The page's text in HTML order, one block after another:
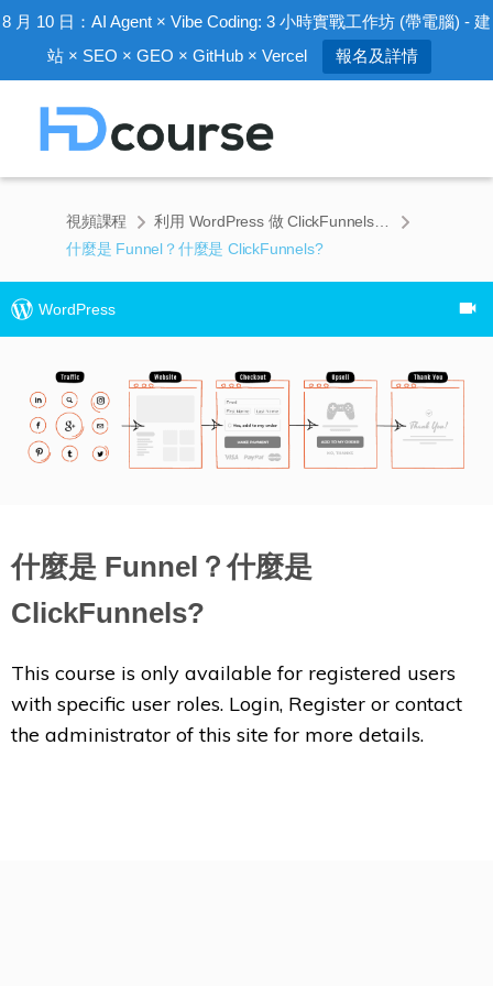
8 月 10 日：AI Agent × Vibe Coding: 3 小時實戰工作坊 (帶電腦) - 建
站 × SEO × GEO × GitHub × Vercel
報名及詳情
視頻課程
利用 WordPress 做 ClickFunnels 基礎入門課程 (50 分鐘)
什麼是 Funnel？什麼是 ClickFunnels?
WordPress
什麼是 Funnel？什麼是
ClickFunnels?
This course is only available for registered users
with specific user roles. Login, Register or contact
the administrator of this site for more details.